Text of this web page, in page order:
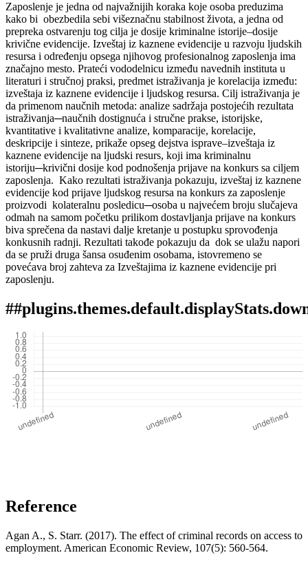
Zaposlenje je jedna od najvažnijih koraka koje osoba preduzima
kako bi obezbedila sebi višeznačnu stabilnost života, a jedna od
prepreka ostvarenju tog cilja je dosije kriminalne istorije–dosije
krivične evidencije. Izveštaj iz kaznene evidencije u razvoju ljudskih
resursa i određenju opsega njihovog profesionalnog zaposlenja ima
značajno mesto. Prateći vododelnicu između navednih instituta u
literaturi i stručnoj praksi, predmet istraživanja je korelacija između:
izveštaja iz kaznene evidencije i ljudskog resursa. Cilj istraživanja je
da primenom naučnih metoda: analize sadržaja postojećih rezultata
istraživanja─naučnih dostignuća i stručne prakse, istorijske,
kvantitative i kvalitativne analize, komparacije, korelacije,
deskripcije i sinteze, prikaže opseg dejstva isprave–izveštaja iz
kaznene evidencije na ljudski resurs, koji ima kriminalnu
istoriju─krivični dosije kod podnošenja prijave na konkurs sa ciljem
zaposlenja. Kako rezultati istraživanja pokazuju, izveštaj iz kaznene
evidencije kod prijave ljudskog resursa na konkurs za zaposlenje
proizvodi kolateralnu posledicu─osoba u najvećem broju slučajeva
odmah na samom početku prilikom dostavljanja prijave na konkurs
biva sprečena da nastavi dalje kretanje u postupku sprovođenja
konkusnih radnji. Rezultati takođe pokazuju da dok se ulažu napori
da se pruži druga šansa osuđenim osobama, istovremeno se
povećava broj zahteva za Izveštajima iz kaznene evidencije pri
zaposlenju.
Reference
Agan A., S. Starr. (2017). The effect of criminal records on access to
employment. American Economic Review, 107(5): 560-564.